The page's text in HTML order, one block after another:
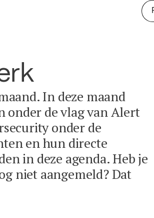
In deze maand
onder de vlag van Alert
onder de
en hun directe
in deze agenda. Heb je
niet aangemeld? Dat